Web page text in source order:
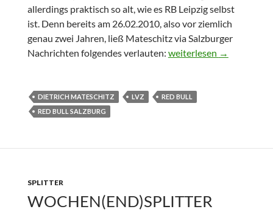
allerdings praktisch so alt, wie es RB Leipzig selbst
ist. Denn bereits am 26.02.2010, also vor ziemlich
genau zwei Jahren, ließ Mateschitz via Salzburger
Nachrichten folgendes verlauten: Neue Konzepte als alte
weiterlesen →
DIETRICH MATESCHITZ LVZ
RED BULL
RED BULL SALZBURG
SPLITTER
WOCHEN(END)SPLITTER